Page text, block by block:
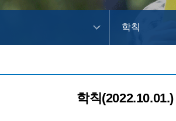
학칙
학칙(2022.10.01.)